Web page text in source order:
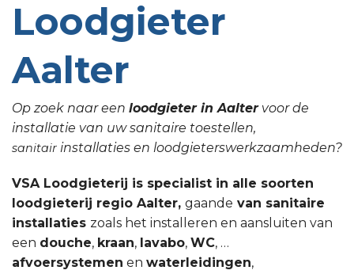
Loodgieter
Aalter
Op zoek naar een loodgieter in Aaltervoor de
installatie van uw sanitaire toestellen,
sanitair installaties en loodgieterswerkzaamheden?
VSA Loodgieterij is specialist in alle soorten
loodgieterij regio Aalter, gaande van sanitaire
installaties zoals het installeren en aansluiten van
een douche, kraan, lavabo, WC, …
afvoersystemen en waterleidingen,